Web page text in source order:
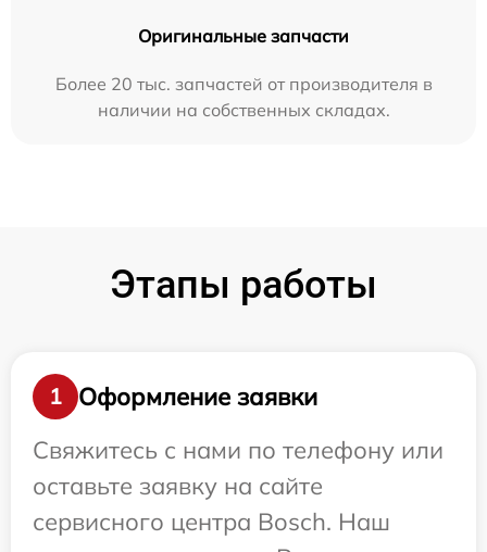
Оригинальные запчасти
Более 20 тыс. запчастей от производителя в
наличии на собственных складах.
Этапы работы
1
Оформление заявки
Свяжитесь с нами по телефону или
оставьте заявку на сайте
сервисного центра Bosch. Наш